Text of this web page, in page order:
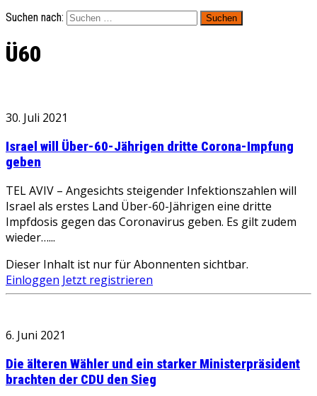
Suchen nach:
Ü60
30. Juli 2021
Israel will Über-60-Jährigen dritte Corona-Impfung
geben
TEL AVIV – Angesichts steigender Infektionszahlen will
Israel als erstes Land Über-60-Jährigen eine dritte
Impfdosis gegen das Coronavirus geben. Es gilt zudem
wieder…...
Dieser Inhalt ist nur für Abonnenten sichtbar.
Einloggen Jetzt registrieren
6. Juni 2021
Die älteren Wähler und ein starker Ministerpräsident
brachten der CDU den Sieg